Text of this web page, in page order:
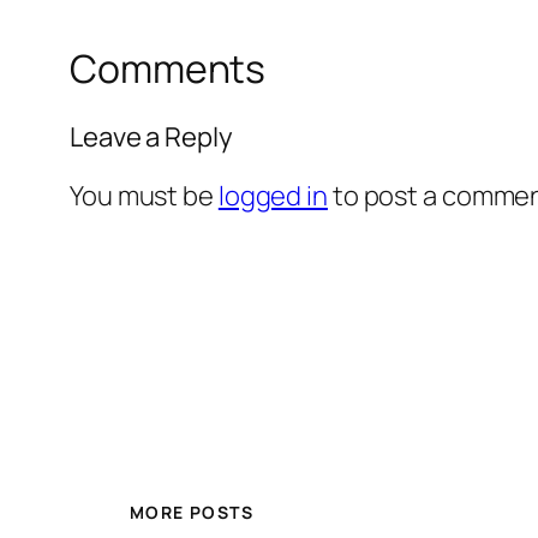
Comments
Leave a Reply
You must be logged into post a
MORE POSTS